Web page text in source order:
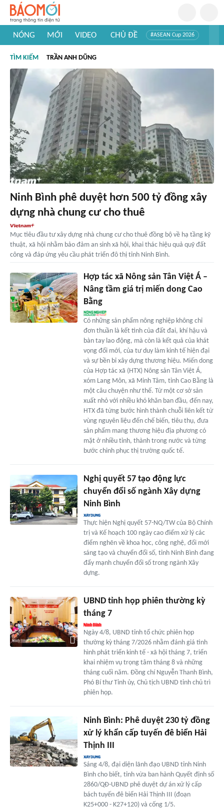
NÓNG MỚI VIDEO CHỦ ĐỀ #ASEAN Cup 2026
#Khám phá thế giới
TÌM KIẾM TRẦN ANH DŨNG
Ninh Bình phê duyệt hơn 500 tỷ đồng xây
dựng nhà chung cư cho thuê
Mục tiêu đầu tư xây dựng nhà chung cư cho thuê đồng bộ về hạ tầng kỹ
thuật, xã hội nhằm bảo đảm an sinh xã hội, khai thác hiệu quả quỹ đất
công và đáp ứng yêu cầu phát triển đô thị tỉnh Ninh Bình.
Hợp tác xã Nông sản Tân Việt Á –
Nâng tầm giá trị miến dong Cao
Bằng
Có những sản phẩm nông nghiệp không chỉ
đơn thuần là kết tinh của đất đai, khí hậu và
bàn tay lao động, mà còn là kết quả của khát
vọng đổi mới, của tư duy làm kinh tế hiện đại
và sự bền bỉ xây dựng thương hiệu. Miến dong
của Hợp tác xã (HTX) Nông sản Tân Việt Á,
xóm Lang Môn, xã Minh Tâm, tỉnh Cao Bằng là
một câu chuyện như thế. Từ một cơ sở sản
xuất nhỏ với nhiều khó khăn ban đầu, đến nay,
HTX đã từng bước hình thành chuỗi liên kết từ
vùng nguyên liệu đến chế biến, tiêu thụ, đưa
sản phẩm mang thương hiệu địa phương có
mặt ở nhiều tỉnh, thành trong nước và từng
bước chinh phục thị trường quốc tế.
Nghị quyết 57 tạo động lực
chuyển đổi số ngành Xây dựng
Ninh Bình
Thực hiện Nghị quyết 57-NQ/TW của Bộ Chính
trị và Kế hoạch 100 ngày cao điểm xử lý các
điểm nghẽn về khoa học, công nghệ, đổi mới
sáng tạo và chuyển đổi số, tỉnh Ninh Bình đang
đẩy mạnh chuyển đổi số trong ngành Xây
dựng.
UBND tỉnh họp phiên thường kỳ
tháng 7
Ngày 4/8, UBND tỉnh tổ chức phiên họp
thường kỳ tháng 7/2026 nhằm đánh giá tình
hình phát triển kinh tế - xã hội tháng 7, triển
khai nhiệm vụ trọng tâm tháng 8 và những
tháng cuối năm. Đồng chí Nguyễn Thanh Bình,
Phó Bí thư Tỉnh ủy, Chủ tịch UBND tỉnh chủ trì
phiên họp.
Ninh Bình: Phê duyệt 230 tỷ đồng
xử lý khẩn cấp tuyến đê biển Hải
Thịnh III
Sáng 4/8, đại diện lãnh đạo UBND tỉnh Ninh
Bình cho biết, tỉnh vừa ban hành Quyết định số
2860/QĐ-UBND phê duyệt dự án xử lý cấp
bách tuyến đê biển Hải Thịnh III (đoạn
K25+000 - K27+120) và cống 1/5.